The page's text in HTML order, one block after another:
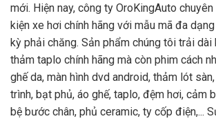
mới. Hiện nay, công ty OroKingAuto
kiện xe hơi chính hãng với mẫu mã đa
kỳ phải chăng. Sản phẩm chúng tôi trải
thảm taplo chính hãng mà còn phim cách
ghế da, màn hình dvd android, thảm lót
trình, bạt phủ, áo ghế, taplo, đệm hơi, cảm
bệ bước chân, phủ ceramic, ty cốp điện,...